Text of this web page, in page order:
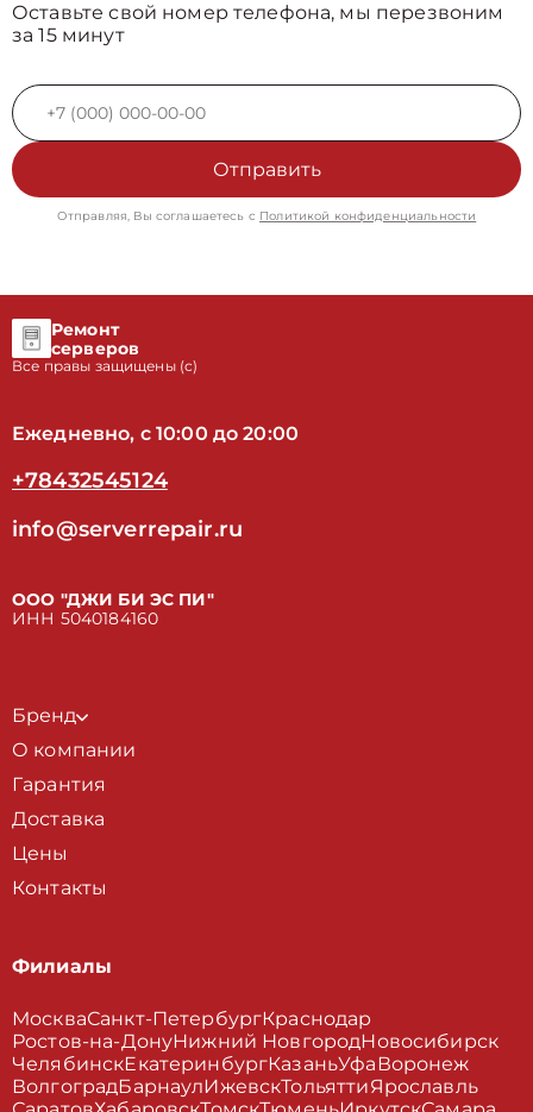
Оставьте свой номер телефона, мы перезвоним
за 15 минут
Отправить
Отправляя, Вы соглашаетесь с Политикой конфиденциальности
Ремонт
серверов
Все правы защищены (с)
Ежедневно, с 10:00 до 20:00
+78432545124
info@serverrepair.ru
ООО "ДЖИ БИ ЭС ПИ"
ИНН 5040184160
Бренд
О компании
Гарантия
Доставка
Цены
Контакты
Филиалы
МоскваСанкт-ПетербургКраснодар
Ростов-на-ДонуНижний НовгородНовосибирск
ЧелябинскЕкатеринбургКазаньУфаВоронеж
ВолгоградБарнаулИжевскТольяттиЯрославль